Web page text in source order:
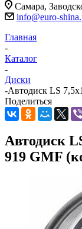
Самара,
info@euro-
Главная
-
Каталог
-
Диски
-Автодиск LS
Поделиться
Автодиск
919 GMF